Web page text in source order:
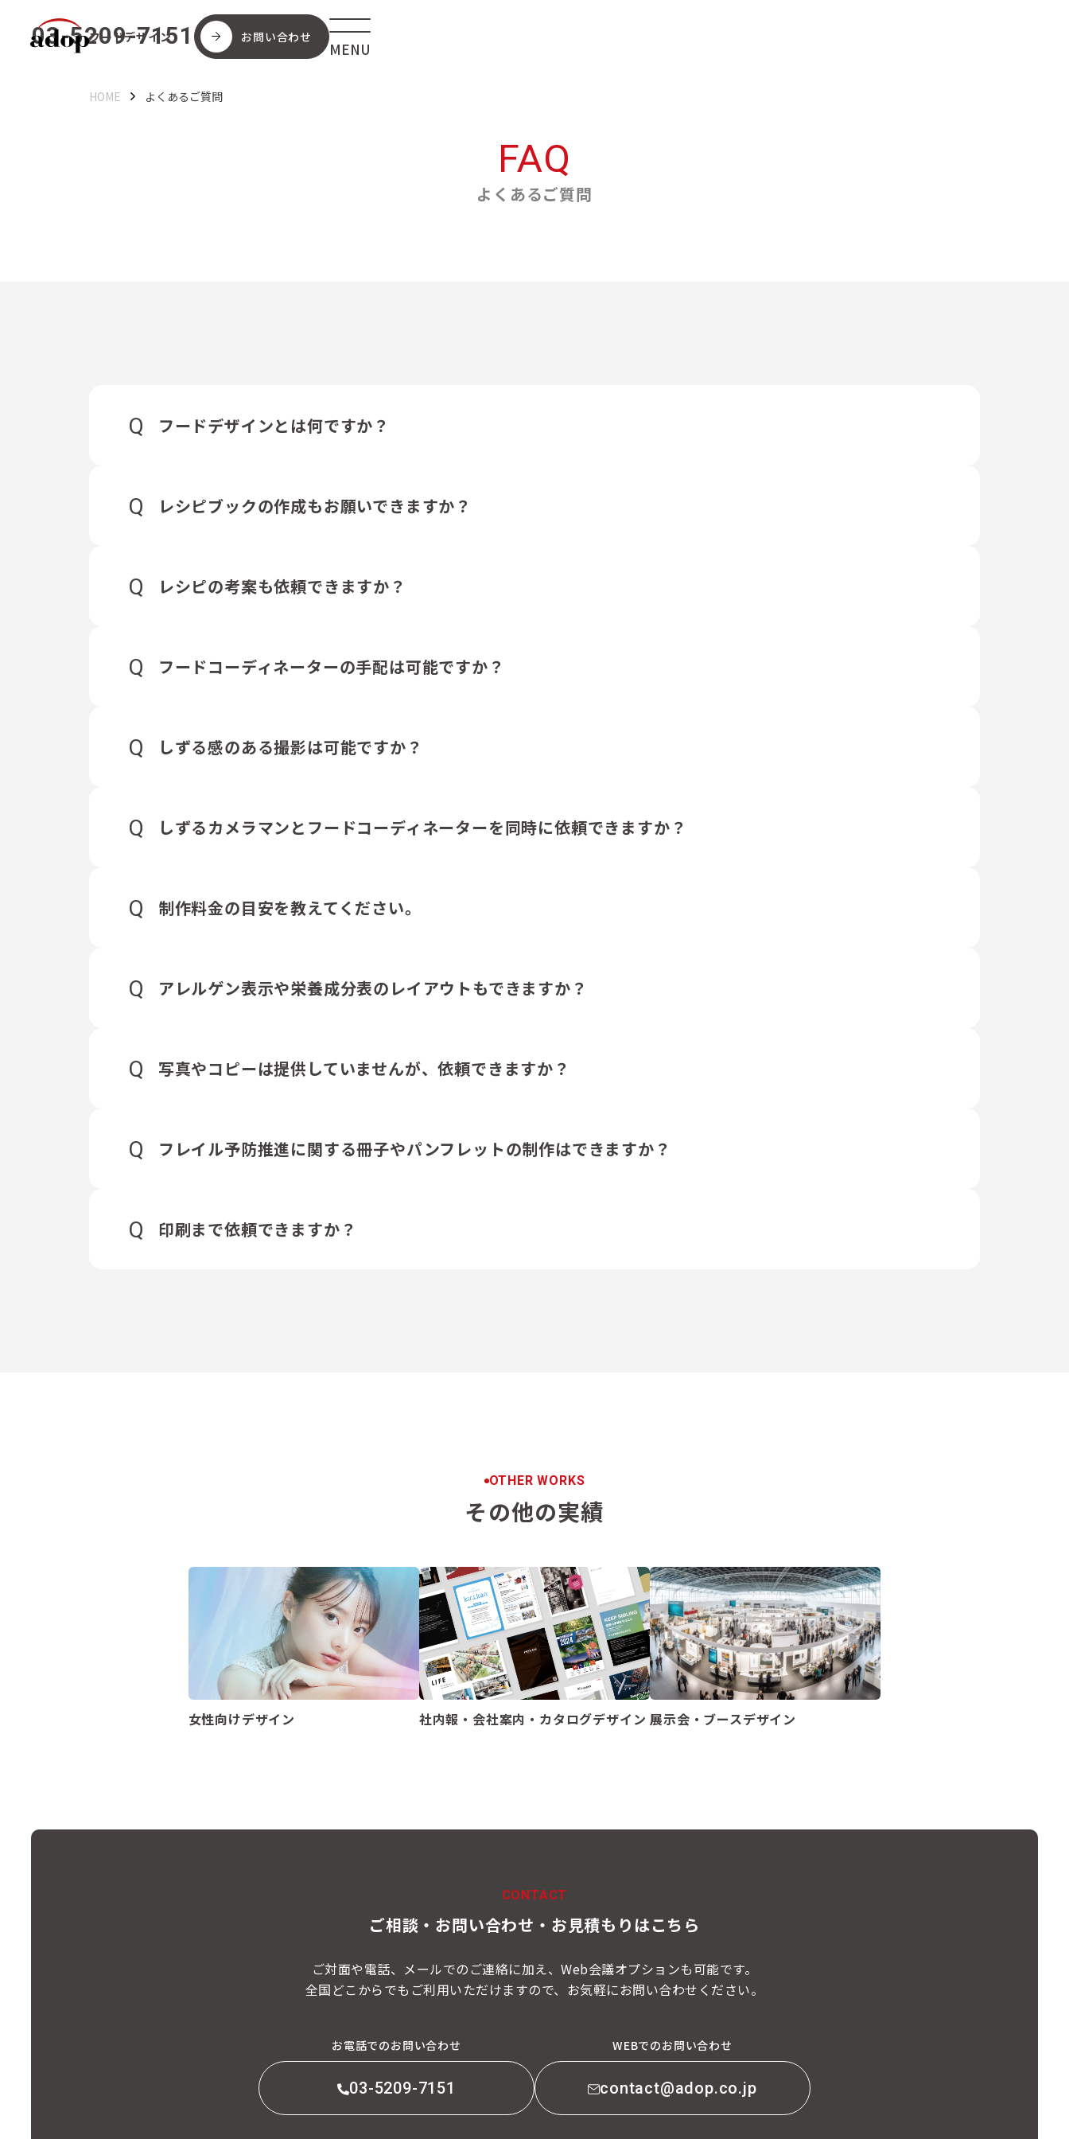
フードデザイン
03-5209-7151 お問い合わせ
HOME よくあるご質問
FAQ
よくあるご質問
Q フードデザインとは何ですか？
Q レシピブックの作成もお願いできますか？
Q レシピの考案も依頼できますか？
Q フードコーディネーターの手配は可能ですか？
Q しずる感のある撮影は可能ですか？
Q しずるカメラマンとフードコーディネーターを同時に依頼できますか？
Q 制作料金の目安を教えてください。
Q アレルゲン表示や栄養成分表のレイアウトもできますか？
Q 写真やコピーは提供していませんが、依頼できますか？
Q フレイル予防推進に関する冊子やパンフレットの制作はできますか？
Q 印刷まで依頼できますか？
OTHER WORKS
その他の実績
女性向けデザイン 社内報・会社案内・カタログデザイン 展示会・ブースデザイン
CONTACT
ご相談・お問い合わせ・ お見積もりはこちら
ご対面や電話、メールでのご連絡に加え、Web会議オプションも可能です。
全国どこからでもご利用いただけますので、お気軽にお問い合わせください。
お電話でのお問い合わせ
03-5209-7151
WEBでのお問い合わせ
contact@adop.co.jp